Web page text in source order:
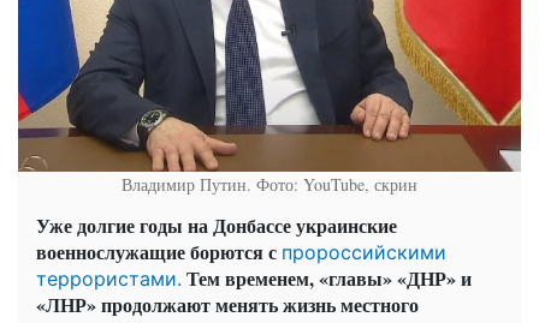
Владимир Путин. Фото: YouTube, скрин
Уже долгие годы на Донбассе украинские
военнослужащие борются с пророссийскими
террористами. Тем временем, «главы» «ДНР» и
«ЛНР» продолжают менять жизнь местного